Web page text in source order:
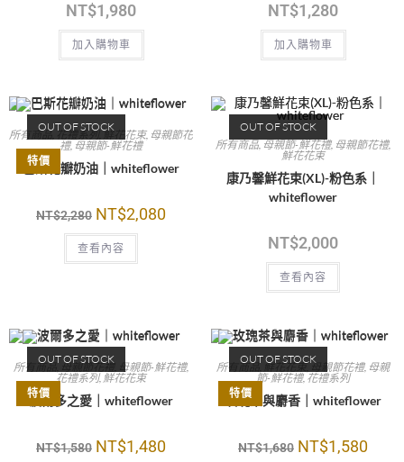
NT$1,980
加入購物車
NT$1,280
加入購物車
OUT OF STOCK
特價
所有商品, 花禮系列,鮮花花束, 母親節花
禮, 母親節-鮮花禮
巴斯花瓣奶油｜whiteflower
NT$2,280 NT$2,080
查看內容
OUT OF STOCK
所有商品, 母親節-鮮花禮, 母親節花禮,
鮮花花束
康乃馨鮮花束(XL)-粉色系｜
whiteflower
NT$2,000
查看內容
OUT OF STOCK
特價
所有商品 , 母親節花禮 母親節-鮮花禮,
花禮系列, 鮮花花束
波爾多之愛｜whiteflower
NT$1,580 NT$1,480
OUT OF STOCK
特價
所有商品 , 鮮花花束,母親節花禮, 母親
節-鮮花禮, 花禮系列
玫瑰茶與麝香｜whiteflower
NT$1,680 NT$1,580